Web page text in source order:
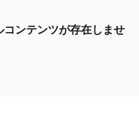
コンテンツが存在しませ